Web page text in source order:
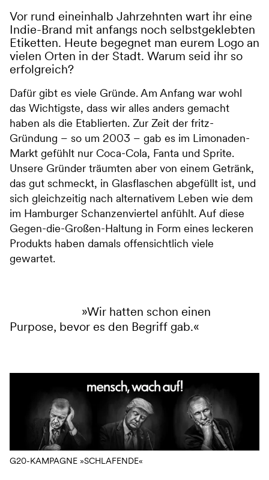
Vor rund eineinhalb Jahrzehnten wart ihr eine
Indie-Brand mit anfangs noch selbstgeklebten
Etiketten. Heute begegnet man eurem Logo an
vielen Orten in der Stadt. Warum seid ihr so
erfolgreich?
Dafür gibt es viele Gründe. Am Anfang war wohl
das Wichtigste, dass wir alles anders gemacht
haben als die Etablierten. Zur Zeit der fritz-
Gründung – so um 2003 – gab es im Limonaden-
Markt gefühlt nur Coca-Cola, Fanta und Sprite.
Unsere Gründer träumten aber von einem Getränk,
das gut schmeckt, in Glasflaschen abgefüllt ist, und
sich gleichzeitig nach alternativem Leben wie dem
im Hamburger Schanzenviertel anfühlt. Auf diese
Gegen-die-Großen-Haltung in Form eines leckeren
Produkts haben damals offensichtlich viele
gewartet.
Wir hatten schon einen
Purpose, bevor es den Begriff gab.
G20-KAMPAGNE »SCHLAFENDE«